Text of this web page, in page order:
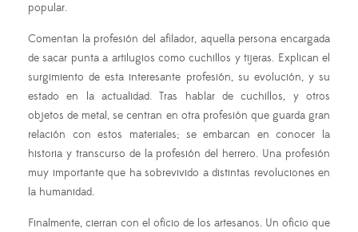
popular.
Comentan la profesión del afilador, aquella persona encargada
de sacar punta a artilugios como cuchillos y tijeras. Explican el
surgimiento de esta interesante profesión, su evolución, y su
estado en la actualidad. Tras hablar de cuchillos, y otros
objetos de metal, se centran en otra profesión que guarda gran
relación con estos materiales; se embarcan en conocer la
historia y transcurso de la profesión del herrero. Una profesión
muy importante que ha sobrevivido a distintas revoluciones en
la humanidad.
Finalmente, cierran con el oficio de los artesanos. Un oficio que